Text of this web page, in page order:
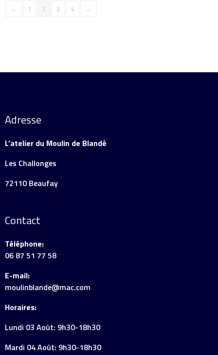
← 1 2 3 4 →
Adresse
L’atelier du Moulin de Blandé
Les Challonges
72110 Beaufay
Contact
Téléphone:
06 87 51 77 58
E-mail:
moulinblande@mac.com
Horaires:
Lundi 03 Août: 9h30-18h30
Mardi 04 Août: 9h30-18h30